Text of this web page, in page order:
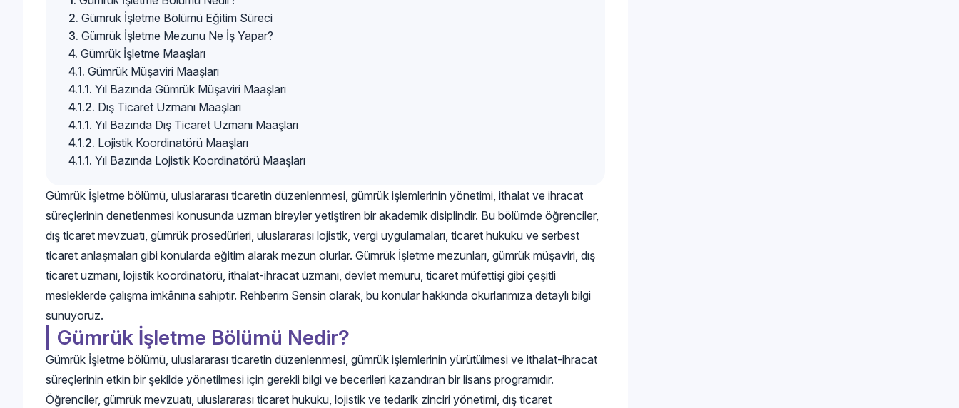
Gümrük İşletme Bölümü Eğitim Süreci
Gümrük İşletme Mezunu Ne İş Yapar?
Gümrük İşletme Maaşları
Gümrük Müşaviri Maaşları
Yıl Bazında Gümrük Müşaviri Maaşları
Dış Ticaret Uzmanı Maaşları
Yıl Bazında Dış Ticaret Uzmanı Maaşları
Lojistik Koordinatörü Maaşları
Yıl Bazında Lojistik Koordinatörü Maaşları
Gümrük İşletme bölümü, uluslararası ticaretin düzenlenmesi, gümrük işlemlerinin yönetimi, ithalat ve ihracat
süreçlerinin denetlenmesi konusunda uzman bireyler yetiştiren bir akademik disiplindir. Bu bölümde öğrenciler,
dış ticaret mevzuatı, gümrük prosedürleri, uluslararası lojistik, vergi uygulamaları, ticaret hukuku ve serbest
ticaret anlaşmaları gibi konularda eğitim alarak mezun olurlar. Gümrük İşletme mezunları, gümrük müşaviri, dış
ticaret uzmanı, lojistik koordinatörü, ithalat-ihracat uzmanı, devlet memuru, ticaret müfettişi gibi çeşitli
mesleklerde çalışma imkânına sahiptir. Rehberim Sensin olarak, bu konular hakkında okurlarımıza detaylı bilgi
sunuyoruz.
Gümrük İşletme Bölümü Nedir?
Gümrük İşletme bölümü, uluslararası ticaretin düzenlenmesi, gümrük işlemlerinin yürütülmesi ve ithalat-ihracat
süreçlerinin etkin bir şekilde yönetilmesi için gerekli bilgi ve becerileri kazandıran bir lisans programıdır.
Öğrenciler, gümrük mevzuatı, uluslararası ticaret hukuku, lojistik ve tedarik zinciri yönetimi, dış ticaret